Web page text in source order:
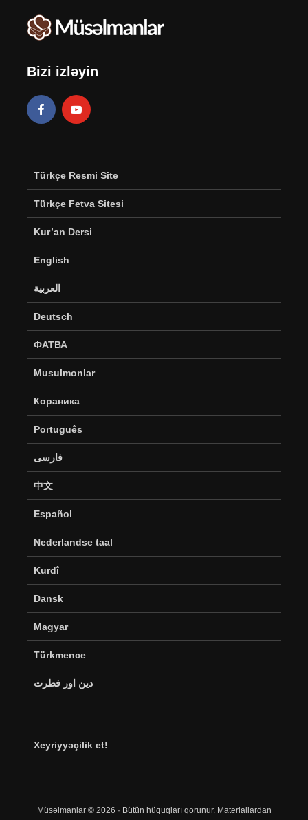
Bizi izləyin
Türkçe Resmi Site
Türkçe Fetva Sitesi
Kur’an Dersi
English
العربية
Deutsch
ФАТВА
Musulmonlar
Кораника
Português
فارسی
中文
Español
Nederlandse taal
Kurdî
Dansk
Magyar
Türkmence
دین اور فطرت
Xeyriyyəçilik et!
Müsəlmanlar © 2026 · Bütün hüquqları qorunur. Materiallardan